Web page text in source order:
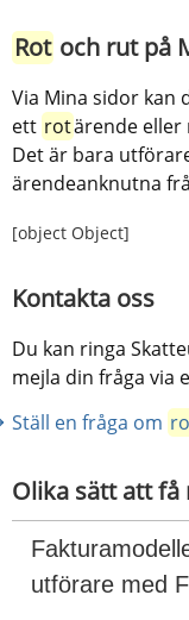
Rot och rut på
Via Mina sidor kan
ett rotärende eller
Det är bara
ärendeanknutna
[object Object]
Kontakta oss
Du kan ringa
mejla din fråga via
Ställ en fråga om
Olika sätt att
utförare med